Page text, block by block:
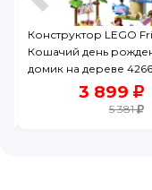
Конструктор LEGO
Кошачий день
домик на дереве
3 899
5 381